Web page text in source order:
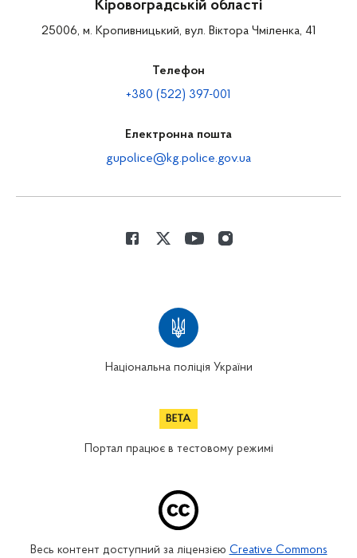
Кіровоградській області
25006, м. Кропивницький, вул. Віктора Чміленка, 41
Телефон
+380 (522) 397-001
Електронна пошта
gupolice@kg.police.gov.ua
Національна поліція України
Портал працює в тестовому режимі
Весь контент доступний за ліцензією Creative Commons